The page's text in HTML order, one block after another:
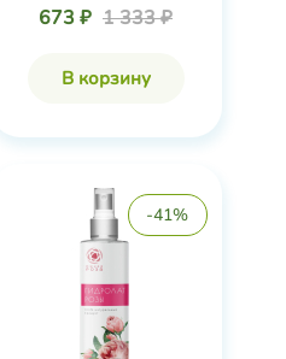
673 ₽ 1 333 ₽
В корзину
-41%